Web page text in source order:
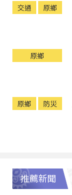
交通 原鄉
原鄉
原鄉 防災
推薦新聞